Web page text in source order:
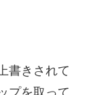
書きされて
プを取って